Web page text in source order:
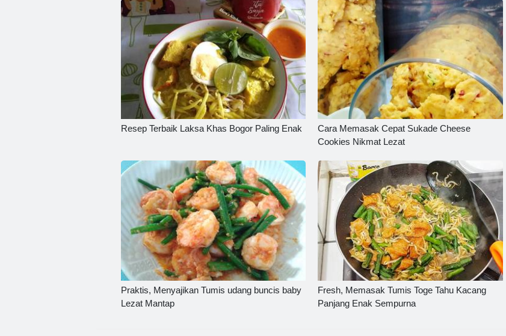
Resep Terbaik Laksa Khas Bogor Paling Enak
Cara Memasak Cepat Sukade Cheese
Cookies Nikmat Lezat
Praktis, Menyajikan Tumis udang buncis baby
Lezat Mantap
Fresh, Memasak Tumis Toge Tahu Kacang
Panjang Enak Sempurna